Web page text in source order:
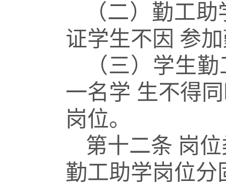
（二）勤工
证学生不因 参
（三）学生
一名学 生不得
岗位。
第十二条 岗
勤工助学岗位